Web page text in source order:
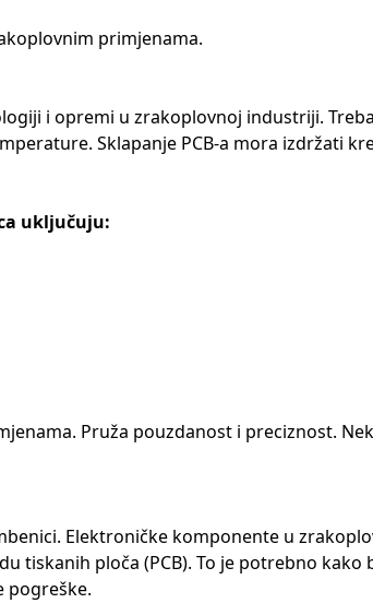
primjenama.
i opremi u zrakoplovnoj industriji.
Sklapanje PCB-a mora izdržati
uključuju:
Pruža pouzdanost i preciznost.
Elektroničke komponente u
tiskanih ploča (PCB). To je potrebno
pogreške.